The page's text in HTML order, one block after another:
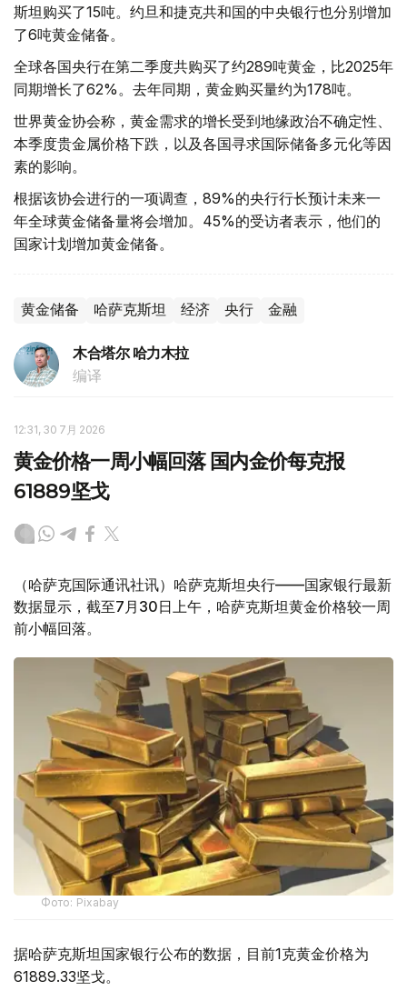
斯坦购买了15吨。约旦和捷克共和国的中央银行也分别增加
了6吨黄金储备。
全球各国央行在第二季度共购买了约289吨黄金，比2025年
同期增长了62%。去年同期，黄金购买量约为178吨。
世界黄金协会称，黄金需求的增长受到地缘政治不确定性、
本季度贵金属价格下跌，以及各国寻求国际储备多元化等因
素的影响。
根据该协会进行的一项调查，89%的央行行长预计未来一
年全球黄金储备量将会增加。45%的受访者表示，他们的
国家计划增加黄金储备。
黄金储备 哈萨克斯坦 经济 央行 金融
木合塔尔 哈力木拉
编译
12:31, 30 7月 2026
黄金价格一周小幅回落 国内金价每克报
61889坚戈
（哈萨克国际通讯社讯）哈萨克斯坦央行——国家银行最新
数据显示，截至7月30日上午，哈萨克斯坦黄金价格较一周
前小幅回落。
Фото: Pixabay
据哈萨克斯坦国家银行公布的数据，目前1克黄金价格为
61889.33坚戈。